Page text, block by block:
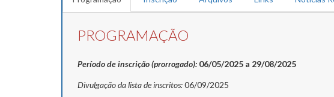
PROGRAMAÇÃO
Período de inscrição (prorrogado): 06/05/2025 a 29/08/2025
Divulgação da lista de inscritos:06/09/2025